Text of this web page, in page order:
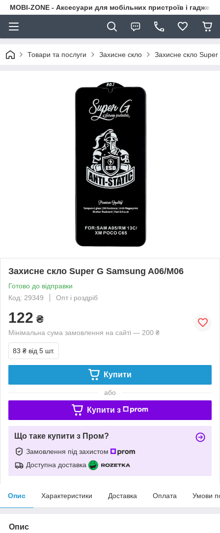
MOBI-ZONE - Аксесуари для мобільних пристроїв і гаджети
Товари та послуги Захисне скло Захисне скло
Захисне скло Super G Samsung A06/M06
Готово до відправки
Код: 29349
Опт і роздріб
122 ₴
Мінімальна сума замовлення на сайті — 200 ₴
83 ₴ від 5 шт.
Купити
або
Купити з
Що таке купити з Пром?
Замовлення під захистом
Доступна доставка
Опис Характеристики Доставка Оплата Умови
Опис